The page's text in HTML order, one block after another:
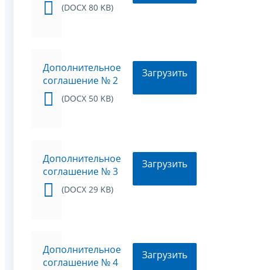
(DOCX 80 KB)
Дополнительное
соглашение № 2
(DOCX 50 KB)
Загрузить
Дополнительное
соглашение № 3
(DOCX 29 KB)
Загрузить
Дополнительное
соглашение № 4
Загрузить